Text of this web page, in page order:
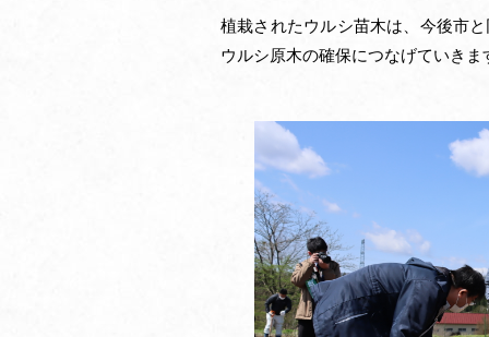
植栽されたウルシ苗木は、今後市
ウルシ原木の確保につなげていきま